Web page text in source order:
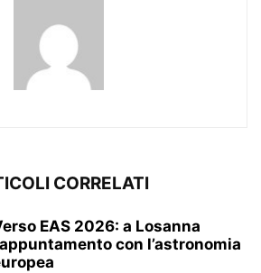
CORRELATI
EAS 2026: a Losanna
con l’astronomia